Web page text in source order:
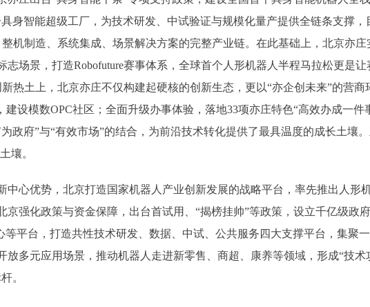
身智能超级工厂，为技术研发、中试验证与规模化量产提供全链条支撑，
机制造、系统集成、场景解决方案的完整产业链。在此基础上，北京亦
场景，打造Robofuture赛事体系，全球首个人形机器人半程马拉松更是
热土上，北京亦庄不仅构建起硬核的创新生态，更以“亦企创未来”的营商
设模数OPC社区；全面升级办事体验，落地33项亦庄特色“高效办成一件
政府”与“有效市场”的结合，为前沿技术转化提供了最具温度的成长土壤
壤。
心优势，北京打造国家机器人产业创新发展的战略平台，率先推出人形
强化政策与资金保障，出台首试用、“揭榜挂帅”等政策，设立千亿级政
平台，打造共性技术研发、数据、中试、公共服务四大支撑平台，集聚
多元应用场景，推动机器人走进新零售、商超、康养等领域，形成“技
。